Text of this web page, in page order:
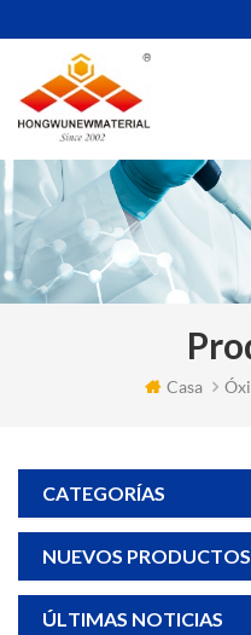
Casa
CATEGORÍAS
NUEVOS PRODUCTOS
ÚLTIMAS NOTICIAS